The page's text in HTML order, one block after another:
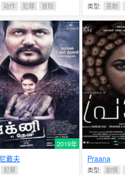
动作 犯罪 冒险 类型: 喜剧
2019年
戴夫
犯罪
Praana
类型: 剧情